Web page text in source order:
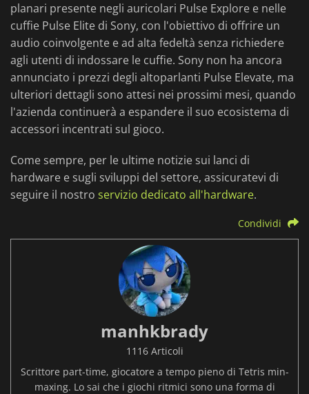
planari presente negli auricolari Pulse Explore e nelle
cuffie Pulse Elite di Sony, con l'obiettivo di offrire un
audio coinvolgente e ad alta fedeltà senza richiedere
agli utenti di indossare le cuffie. Sony non ha ancora
annunciato i prezzi degli altoparlanti Pulse Elevate, ma
ulteriori dettagli sono attesi nei prossimi mesi, quando
l'azienda continuerà a espandere il suo ecosistema di
accessori incentrati sul gioco.
Come sempre, per le ultime notizie sui lanci di
hardware e sugli sviluppi del settore, assicuratevi di
seguire il nostro servizio dedicato all'hardware.
Condividi
manhkbrady
1116 Articoli
Scrittore part-time, giocatore a tempo pieno di Tetris min-
maxing. Lo sai che i giochi ritmici sono una forma di